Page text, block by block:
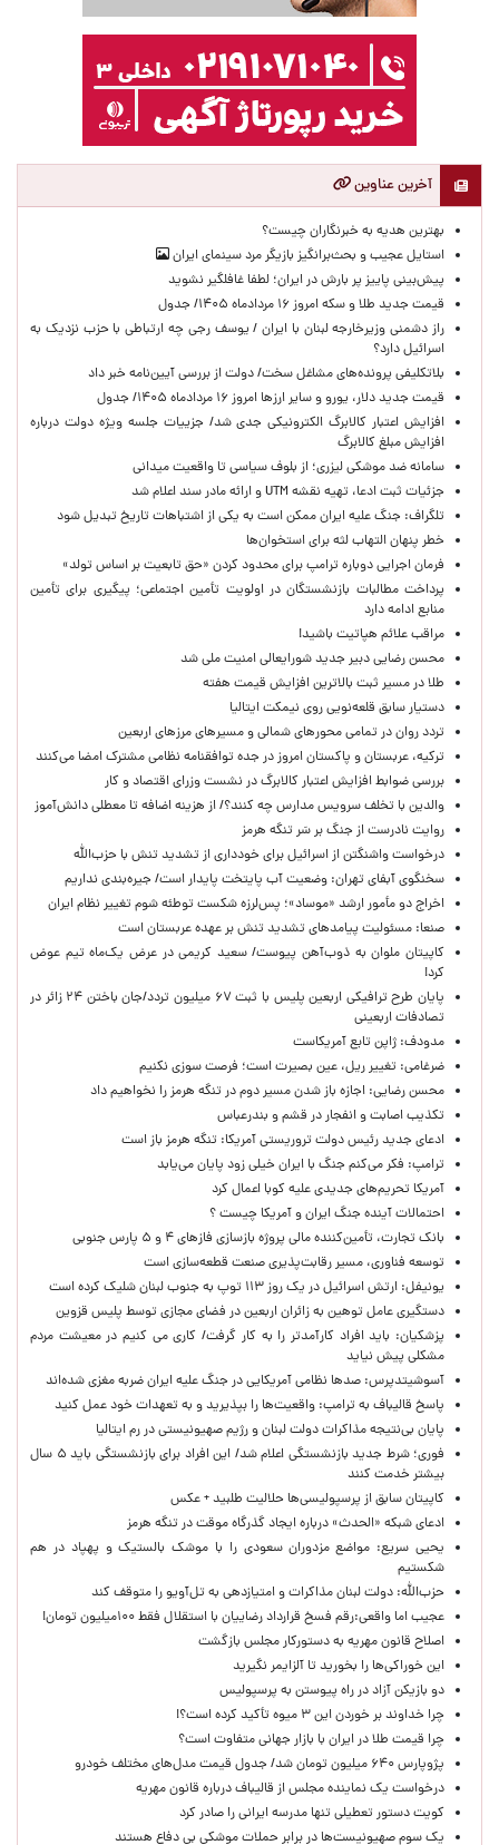
آخرین عناوین
بهترین هدیه به خبرنگاران چیست؟
استایل عجیب و بحث‌برانگیز بازیگر مرد سینمای ایران
پیش‌بینی پاییز پر بارش در ایران؛ لطفا غافلگیر نشوید
قیمت جدید طلا و سکه امروز ۱۶ مردادماه ۱۴۰۵/ جدول
راز دشمنی وزیرخارجه لبنان با ایران / یوسف رجی چه ارتباطی با حزب نزدیک به
اسرائیل دارد؟
بلاتکلیفی پرونده‌های مشاغل سخت/ دولت از بررسی آیین‌نامه خبر داد
قیمت جدید دلار، یورو و سایر ارزها امروز ۱۶ مردادماه ۱۴۰۵/ جدول
افزایش اعتبار کالابرگ الکترونیکی جدی شد/ جزییات جلسه ویژه دولت درباره
افزایش مبلغ کالابرگ
سامانه ضد موشکی لیزری؛ از بلوف سیاسی تا واقعیت میدانی
جزئیات ثبت ادعا، تهیه نقشه UTM و ارائه مادر سند اعلام شد
تلگراف: جنگ علیه ایران ممکن است به یکی از اشتباهات تاریخ تبدیل شود
خطر پنهان التهاب لثه برای استخوان‌ها
فرمان اجرایی دوباره ترامپ برای محدود کردن «حق تابعیت بر اساس تولد»
پرداخت مطالبات بازنشستگان در اولویت تأمین اجتماعی؛ پیگیری برای تأمین
منابع ادامه دارد
مراقب علائم هپاتیت باشید!
محسن رضایی دبیر جدید شورایعالی امنیت ملی شد
طلا در مسیر ثبت بالاترین افزایش قیمت هفته
دستیار سابق قلعه‌نویی روی نیمکت ایتالیا
تردد روان در تمامی محورهای شمالی و مسیرهای مرزهای اربعین
ترکیه، عربستان و پاکستان امروز در جده توافقنامه نظامی مشترک امضا می‌کنند
بررسی ضوابط افزایش اعتبار کالابرگ در نشست وزرای اقتصاد و کار
والدین با تخلف سرویس مدارس چه کنند؟/ از هزینه اضافه تا معطلی دانش‌آموز
روایت نادرست از جنگ بر سَر تنگه هرمز
درخواست واشنگتن از اسرائیل برای خودداری از تشدید تنش با حزب‌الله
سخنگوی آبفای تهران: وضعیت آب پایتخت پایدار است/ جیره‌بندی نداریم
اخراج دو مأمور ارشد «موساد»؛ پس‌لرزه شکست توطئه شوم تغییر نظام ایران
صنعا: مسئولیت پیامدهای تشدید تنش بر عهده عربستان است
کاپیتان ملوان به ذوب‌آهن پیوست/ سعید کریمی در عرض یک‌ماه تیم عوض
کرد!
پایان طرح ترافیکی اربعین پلیس با ثبت ۶۷ میلیون تردد/جان باختن ۲۴ زائر در
تصادفات اربعینی
مدودف: ژاپن تابع آمریکاست
ضرغامی: تغییر ریل، عین بصیرت است؛ فرصت سوزی نکنیم
محسن رضایی: اجازه باز شدن مسیر دوم در تنگه هرمز را نخواهیم داد
تکذیب اصابت و انفجار در قشم و بندرعباس
ادعای جدید رئیس دولت تروریستی آمریکا: تنگه هرمز باز است
ترامپ: فکر می‌کنم جنگ با ایران خیلی زود پایان می‌یابد
آمریکا تحریم‌های جدیدی علیه کوبا اعمال کرد
احتمالات آینده جنگ ایران و آمریکا چیست ؟
بانک تجارت، تأمین‌کننده مالی پروژه بازسازی فازهای ۴ و ۵ پارس جنوبی
توسعه فناوری، مسیر رقابت‌پذیری صنعت قطعه‌سازی است
یونیفل: ارتش اسرائیل در یک روز ۱۱۳ توپ به جنوب لبنان شلیک کرده است
دستگیری عامل توهین به زائران اربعین در فضای مجازی توسط پلیس قزوین
پزشکیان: باید افراد کارآمدتر را به کار گرفت/ کاری می کنیم در معیشت مردم
مشکلی پیش نیاید
آسوشیتدپرس: صدها نظامی آمریکایی در جنگ علیه ایران ضربه مغزی شده‌اند
پاسخ قالیباف به ترامپ: واقعیت‌ها را بپذیرید و به تعهدات خود عمل کنید
پایان بی‌نتیجه مذاکرات دولت لبنان و رژیم صهیونیستی در رم ایتالیا
فوری؛ شرط جدید بازنشستگی اعلام شد/ این افراد برای بازنشستگی باید ۵ سال
بیشتر خدمت کنند
کاپیتان سابق از پرسپولیسی‌ها حلالیت طلبید + عکس
ادعای شبکه «الحدث» درباره ایجاد گذرگاه موقت در تنگه هرمز
یحیی سریع: مواضع مزدوران سعودی را با موشک بالستیک و پهپاد در هم
شکستیم
حزب‌الله: دولت لبنان مذاکرات و امتیازدهی به تل‌آویو را متوقف کند
عجیب اما واقعی:رقم فسخ قرارداد رضاییان با استقلال فقط ۱۰۰میلیون تومان!
اصلاح قانون مهریه به دستورکار مجلس بازگشت
این خوراکی‌ها را بخورید تا آلزایمر نگیرید
دو بازیکن آزاد در راه پیوستن به پرسپولیس
چرا خداوند بر خوردن این ۳ میوه تأکید کرده است؟!
چرا قیمت طلا در ایران با بازار جهانی متفاوت است؟
پژوپارس ۶۴۰ میلیون تومان شد/ جدول قیمت مدل‌های مختلف خودرو
درخواست یک نماینده مجلس از قالیباف درباره قانون مهریه
کویت دستور تعطیلی تنها مدرسه ایرانی را صادر کرد
یک‌ سوم صهیونیست‌ها در برابر حملات موشکی بی دفاع هستند